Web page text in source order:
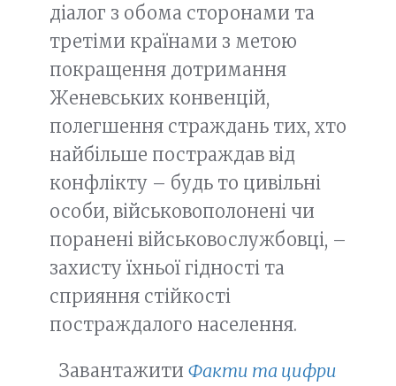
діалог з обома сторонами та
третіми країнами з метою
покращення дотримання
Женевських конвенцій,
полегшення страждань тих, хто
найбільше постраждав від
конфлікту – будь то цивільні
особи, військовополонені чи
поранені військовослужбовці, –
захисту їхньої гідності та
сприяння стійкості
постраждалого населення.
Завантажити Факти та цифри